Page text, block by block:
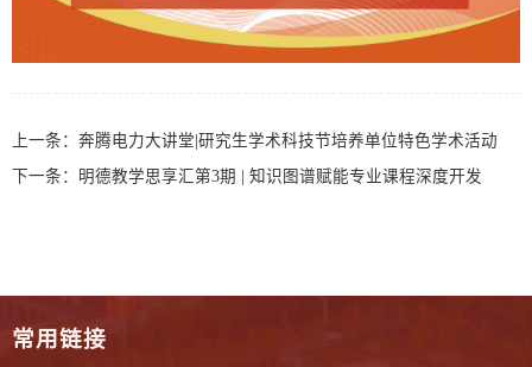
上一条： 奔腾电力大讲堂|研究生学术科技节培养单位特色学术活动
下一条： 明德教学思享汇第3期 | 知识图谱赋能专业课程深度开发
常用链接